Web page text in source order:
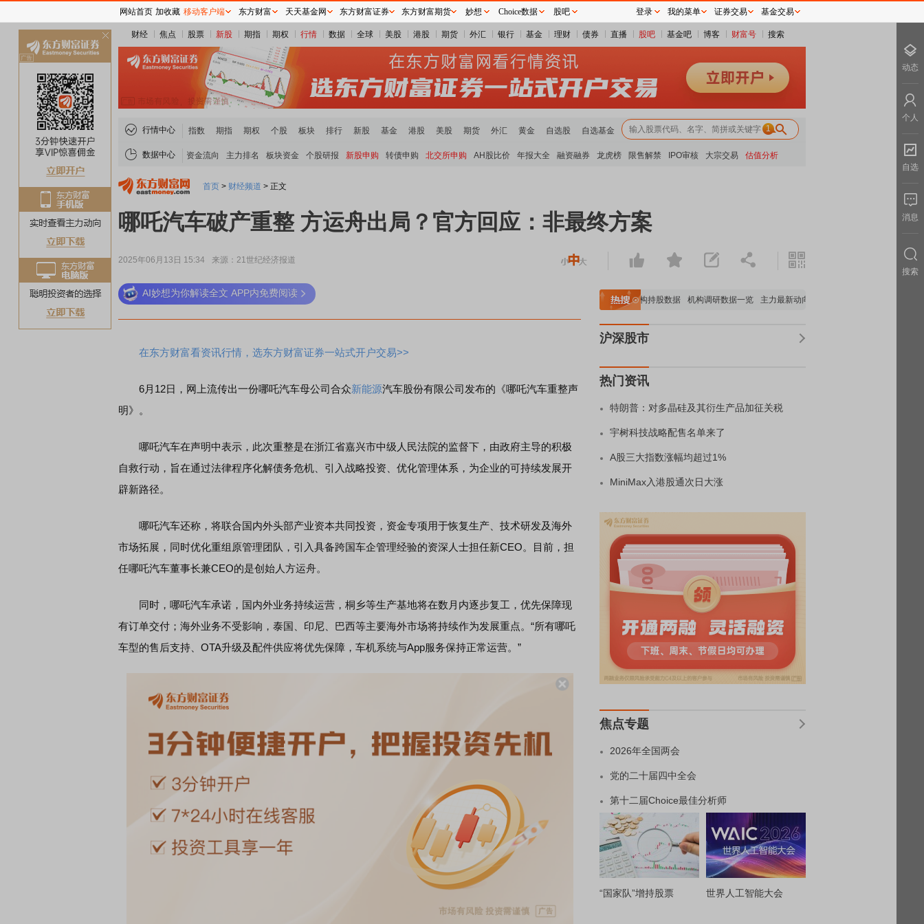
财经 焦点 股票 新股 期指 期权 行情 数据 全球 美股 港股 期货 外汇 银行 基金 理财 债券 直播 股吧 基金吧 博客 财富号 搜索
行情中心 指数 期指 期权 个股 板块 排行 新股 基金 港股 美股 期货 外汇 黄金 自选股 自选基金 1
数据中心 资金流向 主力排名 板块资金 个股研报 新股申购 转债申购 北交所申购 AH股比价 年报大全 融资融券 龙虎榜 限售解禁 IPO审核 大宗交易 估值分析
首页 > 财经频道 > 正文
哪吒汽车破产重整 方运舟出局？官方回应：非最终方案
2025年06月13日 15:34 来源：21世纪经济报道
AI妙想为你解读全文 APP内免费阅读
在东方财富看资讯行情，选东方财富证券一站式开户交易>>
6月12日，网上流传出一份哪吒汽车母公司合众新能源汽车股份有限公司发布的《哪吒汽车重整声
明》。
哪吒汽车在声明中表示，此次重整是在浙江省嘉兴市中级人民法院的监督下，由政府主导的积极
自救行动，旨在通过法律程序化解债务危机、引入战略投资、优化管理体系，为企业的可持续发展开
辟新路径。
哪吒汽车还称，将联合国内外头部产业资本共同投资，资金专项用于恢复生产、技术研发及海外
市场拓展，同时优化重组原管理团队，引入具备跨国车企管理经验的资深人士担任新CEO。目前，担
任哪吒汽车董事长兼CEO的是创始人方运舟。
同时，哪吒汽车承诺，国内外业务持续运营，桐乡等生产基地将在数月内逐步复工，优先保障现
有订单交付；海外业务不受影响，泰国、印尼、巴西等主要海外市场将持续作为发展重点。“所有哪吒
车型的售后支持、OTA升级及配件供应将优先保障，车机系统与App服务保持正常运营。”
稀土板块领涨 重要机构持股数据 机构调研数据一览 主力最新动向 上市公司限售股解禁一览
沪深股市
热门资讯
特朗普：对多晶硅及其衍生产品加征关税
宇树科技战略配售名单来了
A股三大指数涨幅均超过1%
MiniMax入港股通次日大涨
焦点专题
2026年全国两会
党的二十届四中全会
第十二届Choice最佳分析师
“国家队”增持股票 世界人工智能大会
网站首页 加收藏 移动客户端 东方财富 天天基金网 东方财富证券 东方财富期货 妙想 Choice数据 股吧 登录 我的菜单 证券交易 基金交易
动态
个人
自选
消息
搜索
关